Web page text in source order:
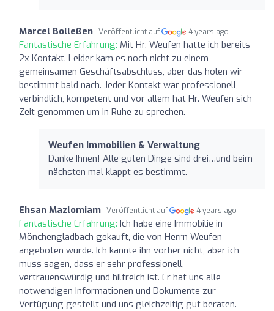
Marcel Bolleßen Veröffentlicht auf 4 years ago
Fantastische Erfahrung: Mit Hr. Weufen hatte ich bereits
2x Kontakt. Leider kam es noch nicht zu einem
gemeinsamen Geschäftsabschluss, aber das holen wir
bestimmt bald nach. Jeder Kontakt war professionell,
verbindlich, kompetent und vor allem hat Hr. Weufen sich
Zeit genommen um in Ruhe zu sprechen.
Weufen Immobilien & Verwaltung
Danke Ihnen! Alle guten Dinge sind drei…und beim
nächsten mal klappt es bestimmt.
Ehsan Mazlomiam Veröffentlicht auf 4 years ago
Fantastische Erfahrung: Ich habe eine Immobilie in
Mönchengladbach gekauft, die von Herrn Weufen
angeboten wurde. Ich kannte ihn vorher nicht, aber ich
muss sagen, dass er sehr professionell,
vertrauenswürdig und hilfreich ist. Er hat uns alle
notwendigen Informationen und Dokumente zur
Verfügung gestellt und uns gleichzeitig gut beraten.